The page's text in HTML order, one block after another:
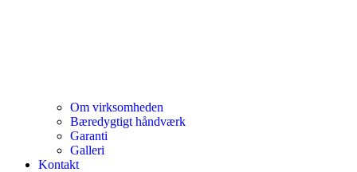
Om virksomheden
Bæredygtigt håndværk
Garanti
Galleri
Kontakt